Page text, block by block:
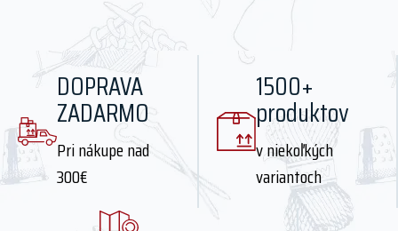
DOPRAVA
ZADARMO
Pri nákupe nad
300€
1500+
produktov
v niekoľkých
variantoch